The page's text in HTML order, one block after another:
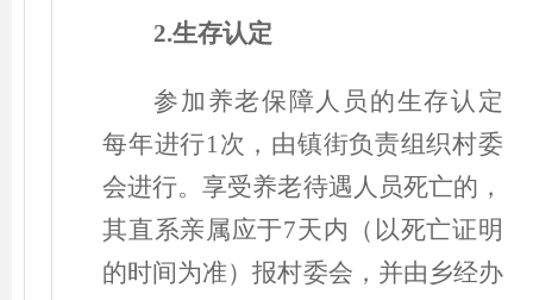
2.生存认定
参加养老保障人员的生存认定
每年进行1次，由镇街负责组织村委
会进行。享受养老待遇人员死亡的，
其直系亲属应于7天内 （ 以死亡证明
的时间为准）报村委会，并由乡经办